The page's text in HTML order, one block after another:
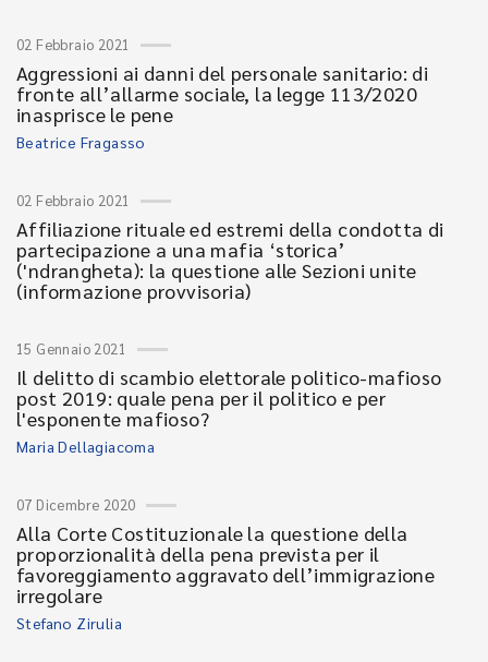
02 Febbraio 2021
Aggressioni ai danni del personale sanitario: di
fronte all’allarme sociale, la legge 113/2020
inasprisce le pene
Beatrice Fragasso
02 Febbraio 2021
Affiliazione rituale ed estremi della condotta di
partecipazione a una mafia ‘storica’
('ndrangheta): la questione alle Sezioni unite
(informazione provvisoria)
15 Gennaio 2021
Il delitto di scambio elettorale politico-mafioso
post 2019: quale pena per il politico e per
l'esponente mafioso?
Maria Dellagiacoma
07 Dicembre 2020
Alla Corte Costituzionale la questione della
proporzionalità della pena prevista per il
favoreggiamento aggravato dell’immigrazione
irregolare
Stefano Zirulia